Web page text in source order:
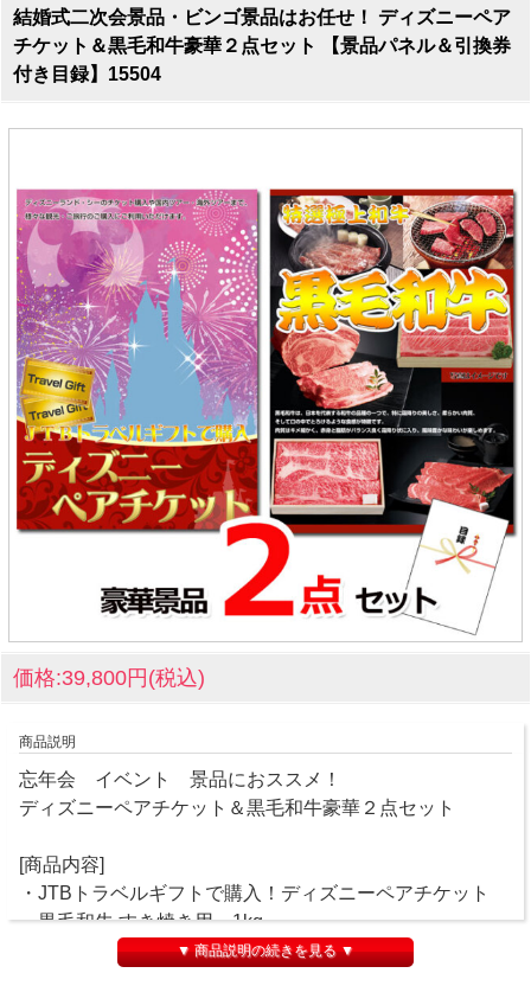
結婚式二次会景品・ビンゴ景品はお任せ！ ディズニーペア
チケット＆黒毛和牛豪華２点セット 【景品パネル＆引換券
付き目録】15504
価格:39,800円(税込)
商品説明
忘年会 イベント 景品におススメ！
ディズニーペアチケット＆黒毛和牛豪華２点セット
[商品内容]
・JTBトラベルギフトで購入！ディズニーペアチケット
・黒毛和牛 すき焼き用 1kg
▼ 商品説明の続きを見る ▼